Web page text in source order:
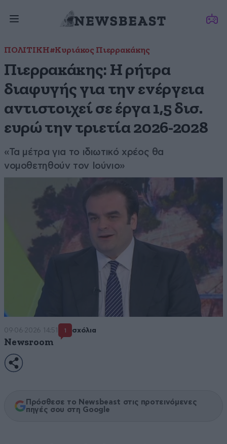
ΠΟΛΙΤΙΚΗ#Κυριάκος Πιερρακάκης
Πιερρακάκης: Η ρήτρα
διαφυγής για την ενέργεια
αντιστοιχεί σε έργα 1,5 δισ.
ευρώ την τριετία 2026-2028
«Τα μέτρα για το ιδιωτικό χρέος θα
νομοθετηθούν τον Ιούνιο»
09·06·2026 14:51 1 σχόλια
Newsroom
Πρόσθεσε το Newsbeast στις προτεινόμενες
πηγές σου στη Google